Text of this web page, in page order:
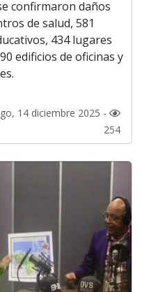
confirmaron daños
de salud, 581
434 lugares
edificios de oficinas y
14 diciembre 2025 -
254